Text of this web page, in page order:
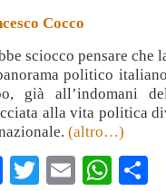
Cocco
sciocco pensare che
politico
già all’indomani
alla vita politica
(altro…)
Facebook
TwitterEmail